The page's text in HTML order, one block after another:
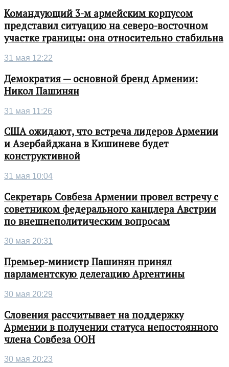
Командующий 3-м армейским корпусом
представил ситуацию на северо-восточном
участке границы: она относительно стабильна
31 мая 12:22
Демократия — основной бренд Армении:
Никол Пашинян
31 мая 11:26
США ожидают, что встреча лидеров Армении
и Азербайджана в Кишиневе будет
конструктивной
31 мая 10:04
Секретарь Совбеза Армении провел встречу с
советником федерального канцлера Австрии
по внешнеполитическим вопросам
30 мая 20:31
Премьер-министр Пашинян принял
парламентскую делегацию Аргентины
30 мая 20:29
Словения рассчитывает на поддержку
Армении в получении статуса непостоянного
члена Совбеза ООН
30 мая 20:23